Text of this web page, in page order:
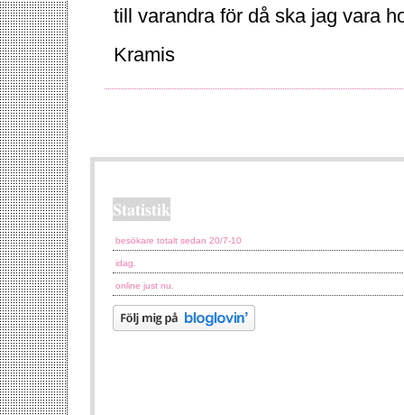
till varandra för då ska jag vara
Kramis
Statistik
besökare totalt sedan 20/7-10
idag.
online just nu.